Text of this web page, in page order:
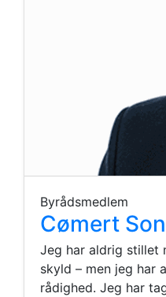
Byrådsmedlem
Cømert
Jeg har aldrig stillet
skyld – men jeg har
rådighed. Jeg har